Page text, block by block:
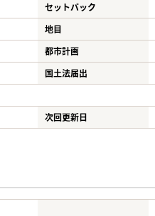
セットバック
地目
都市計画
国土法届出
次回更新日